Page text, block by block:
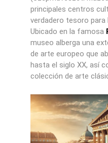
principales centros
verdadero tesoro
Ubicado en la famosa
museo alberga una
de arte europeo que
hasta el siglo XX, así
colección de arte